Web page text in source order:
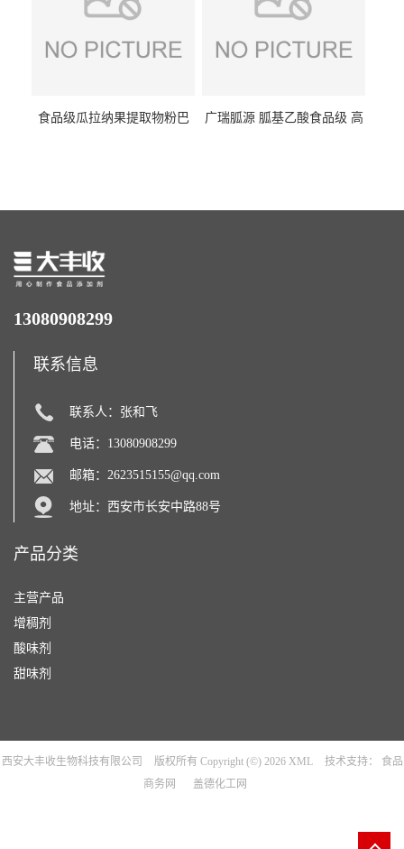
食品级瓜拉纳果提取物粉巴
广瑞胍源 胍基乙酸食品级 高
13080908299
联系信息
联系人：张和飞
电话：13080908299
邮箱： 2623515155@qq.com
地址：西安市长安中路88号
产品分类
主营产品
增稠剂
酸味剂
甜味剂
西安大丰收生物科技有限公司 版权所有 Copyright (©) 2026 XML 技术支持：
食品
商务网
盖德化工网